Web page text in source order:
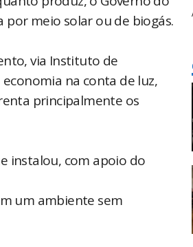
por meio solar ou de biogás.
via Instituto de
na conta de luz,
principalmente os
instalou, com apoio do
um ambiente sem